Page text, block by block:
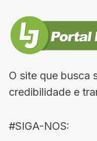
O site que busca
credibilidade e
#SIGA-NOS: